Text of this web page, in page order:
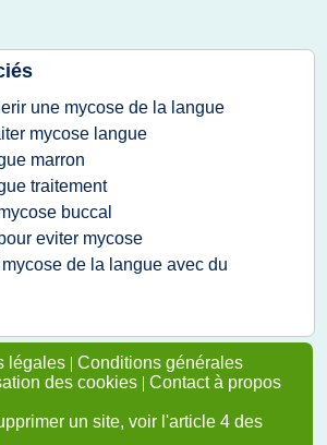
une mycose de la langue
mycose langue
marron
traitement
buccal
eviter mycose
de la langue avec du
légales | Conditions générales
des cookies | Contact à propos
un site, voir l'article 4 des